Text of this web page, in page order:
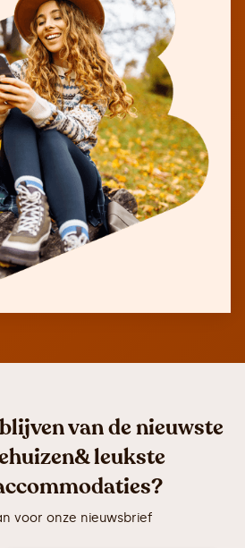
van de nieuwste
leukste
voor onze nieuwsbrief